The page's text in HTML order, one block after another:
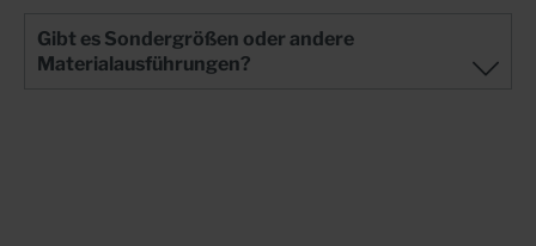
Gibt es Sondergrößen oder andere
Materialausführungen?